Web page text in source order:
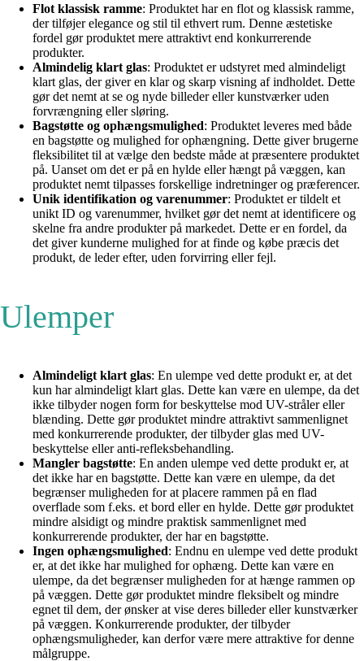
Flot klassisk ramme: Produktet har en flot og klassisk ramme,
der tilføjer elegance og stil til ethvert rum. Denne æstetiske
fordel gør produktet mere attraktivt end konkurrerende
produkter.
Almindelig klart glas: Produktet er udstyret med almindeligt
klart glas, der giver en klar og skarp visning af indholdet. Dette
gør det nemt at se og nyde billeder eller kunstværker uden
forvrængning eller sløring.
Bagstøtte og ophængsmulighed: Produktet leveres med både
en bagstøtte og mulighed for ophængning. Dette giver brugerne
fleksibilitet til at vælge den bedste måde at præsentere produktet
på. Uanset om det er på en hylde eller hængt på væggen, kan
produktet nemt tilpasses forskellige indretninger og præferencer.
Unik identifikation og varenummer: Produktet er tildelt et
unikt ID og varenummer, hvilket gør det nemt at identificere og
skelne fra andre produkter på markedet. Dette er en fordel, da
det giver kunderne mulighed for at finde og købe præcis det
produkt, de leder efter, uden forvirring eller fejl.
Ulemper
Almindeligt klart glas: En ulempe ved dette produkt er, at det
kun har almindeligt klart glas. Dette kan være en ulempe, da det
ikke tilbyder nogen form for beskyttelse mod UV-stråler eller
blænding. Dette gør produktet mindre attraktivt sammenlignet
med konkurrerende produkter, der tilbyder glas med UV-
beskyttelse eller anti-refleksbehandling.
Mangler bagstøtte: En anden ulempe ved dette produkt er, at
det ikke har en bagstøtte. Dette kan være en ulempe, da det
begrænser muligheden for at placere rammen på en flad
overflade som f.eks. et bord eller en hylde. Dette gør produktet
mindre alsidigt og mindre praktisk sammenlignet med
konkurrerende produkter, der har en bagstøtte.
Ingen ophængsmulighed: Endnu en ulempe ved dette produkt
er, at det ikke har mulighed for ophæng. Dette kan være en
ulempe, da det begrænser muligheden for at hænge rammen op
på væggen. Dette gør produktet mindre fleksibelt og mindre
egnet til dem, der ønsker at vise deres billeder eller kunstværker
på væggen. Konkurrerende produkter, der tilbyder
ophængsmuligheder, kan derfor være mere attraktive for denne
målgruppe.